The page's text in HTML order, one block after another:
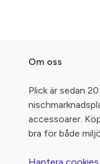
Om oss
Plick är sedan
accessoarer.
bra för både